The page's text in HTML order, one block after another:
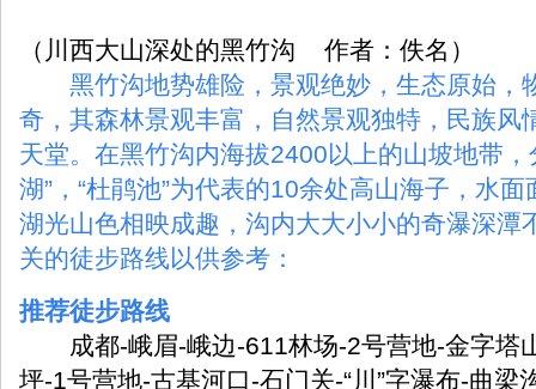
（川西大山深处的黑竹沟 作者：佚名）
黑竹沟地势雄险，景观绝妙，生态原始，
奇，其森林景观丰富，自然景观独特，民族风
天堂。在黑竹沟内海拔2400以上的山坡地带，
湖”，“杜鹃池”为代表的10余处高山海子，水
湖光山色相映成趣，沟内大大小小的奇瀑深潭
关的徒步路线以供参考：
推荐徒步路线
成都-峨眉-峨边-611林场-2号营地-金字塔
坪-1号营地-古基河口-石门关-“川”字瀑布-曲梁